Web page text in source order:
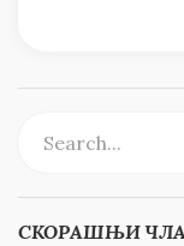
СКОРАШЊИ